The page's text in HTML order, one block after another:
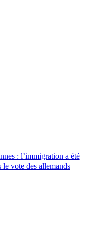
: l’immigration a été
le vote des allemands